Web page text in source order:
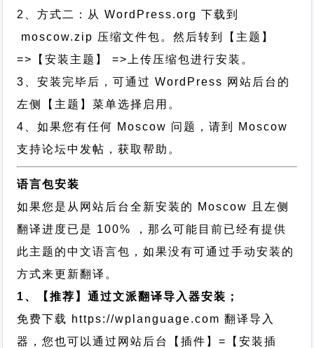
2、方式二：从 WordPress.org 下载到
moscow.zip 压缩文件包。然后转到【主题】
=>【安装主题】 =>上传压缩包进行安装。
3、安装完毕后，可通过 WordPress 网站后台的
左侧【主题】菜单选择启用。
4、如果您有任何 Moscow 问题，请到 Moscow
支持论坛中发帖，获取帮助。
语言包安装
如果您是从网站后台全新安装的 Moscow 且左侧
翻译进度已是 100% ，那么可能目前已经有提供
此主题的中文语言包，如果没有可通过手动安装的
方式来更新翻译。
1、【推荐】通过文派翻译导入器安装；
免费下载 https://wplanguage.com 翻译导入
器，您也可以通过网站后台【插件】=【安装插